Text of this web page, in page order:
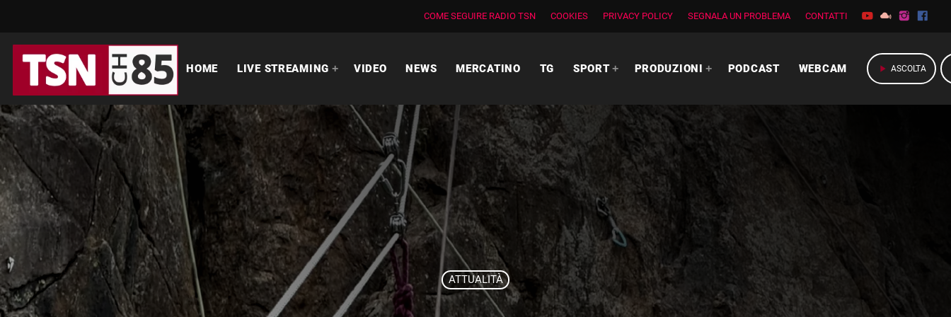
COME SEGUIRE RADIO TSN COOKIES PRIVACY POLICY SEGNALA UN PROBLEMA CONTATTI
HOME LIVE STREAMING VIDEO NEWS MERCATINO TG SPORT PRODUZIONI PODCAST WEBCAM play_arrow ASCOLTA
ATTUALITÀ